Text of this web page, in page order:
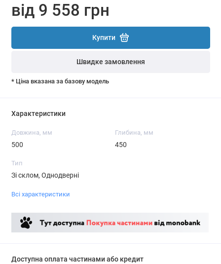
від 9 558 грн
Купити
Швидке замовлення
* Ціна вказана за базову модель
Характеристики
Довжина, мм
500
Глибина, мм
450
Тип
Зі склом, Однодверні
Всі характеристики
Доступна оплата частинами або кредит